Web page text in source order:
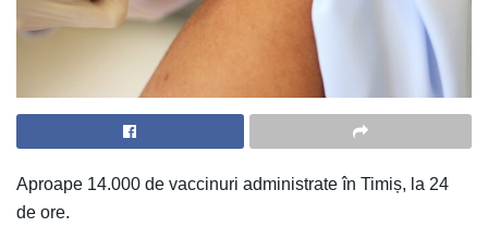
Aproape 14.000 de vaccinuri administrate în Timiș, la 24
de ore.